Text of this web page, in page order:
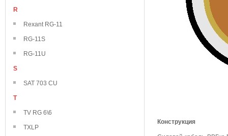
R
Rexant RG-11
RG-11S
RG-11U
S
SAT 703 CU
T
TV RG 6\6
TXLP
Конструкция